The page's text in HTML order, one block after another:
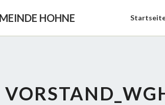
HOHNE